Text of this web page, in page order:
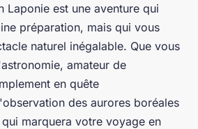
Laponie est une aventure qui
préparation, mais qui vous
naturel inégalable. Que vous
amateur de
en quête
des aurores boréales
marquera votre voyage en